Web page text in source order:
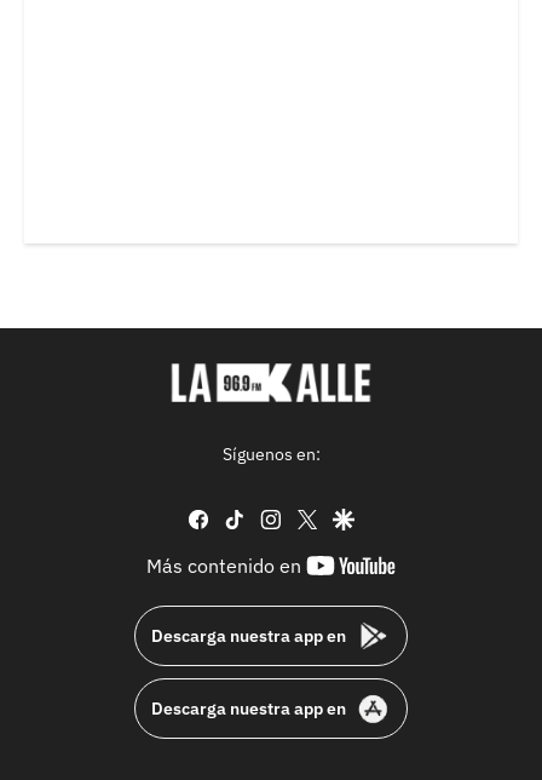
Síguenos en:
facebook
tiktok instagram
twittergoogle
Más contenido en
youtube-
Descarga nuestra app en
Descarga nuestra app en